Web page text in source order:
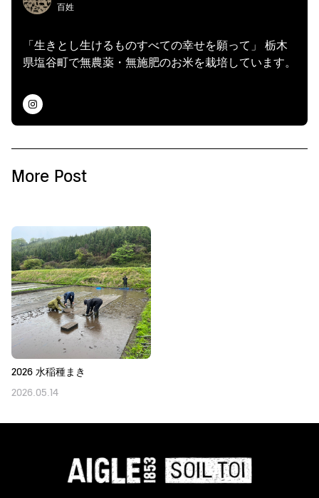
百姓
「生きとし生けるものすべての幸せを願って」 栃木
県塩谷町で無農薬・無施肥のお米を栽培しています。
More Post
2026 水稲種まき
2026.05.14